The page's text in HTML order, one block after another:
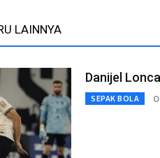
LAINNYA
Danijel
SEPAK BOLA